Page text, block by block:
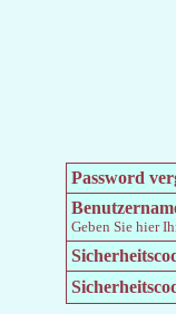
Password
Geben Sie hier